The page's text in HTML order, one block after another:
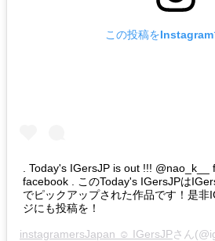
この投稿をInstagram
. Today's IGersJP is out !!! @nao_k__
facebook . このToday's IGersJPは
でピックアップされた作品です！是非
ジにも投稿を！
instagramersJapan ☺︎ IGersJPさん